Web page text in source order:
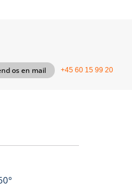
os en mail +45 60 15 99 20